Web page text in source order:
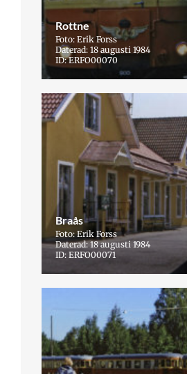
Rottne
Foto: Erik Forss
Daterad: 18 augusti 1984
ID: ERFO00070
Braås
Foto: Erik Forss
Daterad: 18 augusti 1984
ID: ERFO00071